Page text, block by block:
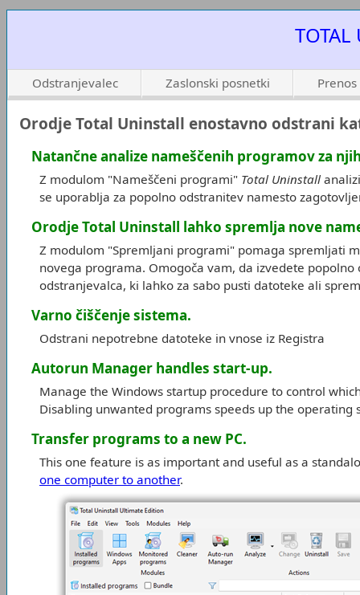
TOTAL
Odstranjevalec Zaslonski posnetki Prenos
Orodje Total Uninstall enostavno odstrani
Natančne analize nameščenih programov za
Z modulom "Nameščeni programi" Total Uninstall
se uporablja za popolno odstranitev namesto
Orodje Total Uninstall lahko spremlja nove
Z modulom "Spremljani programi" pomaga spremljati
novega programa. Omogoča vam, da izvedete
odstranjevalca, ki lahko za sabo pusti datoteke ali
Varno čiščenje sistema.
Odstrani nepotrebne datoteke in vnose iz Registra
Autorun Manager handles start-up.
Manage the Windows startup procedure to control
Disabling unwanted programs speeds up the operating
Transfer programs to a new PC.
This one feature is as important and useful as a
one computer to another.